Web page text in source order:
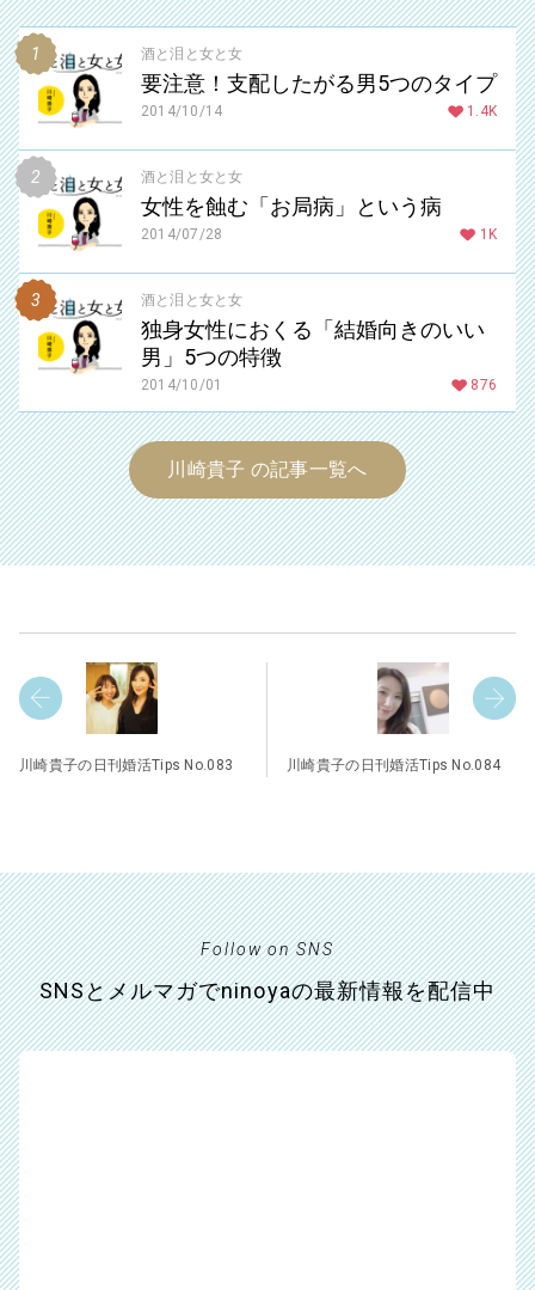
酒と泪と女と女
要注意！支配したがる男5つのタイプ
2014/10/14 1.4K
酒と泪と女と女
女性を蝕む「お局病」という病
2014/07/28 1K
酒と泪と女と女
独身女性におくる「結婚向きのいい
男」5つの特徴
2014/10/01 876
川崎貴子 の記事一覧へ
川崎貴子の日刊婚活Tips No.083 川崎貴子の日刊婚活Tips No.084
Follow on SNS
SNSとメルマガでninoyaの最新情報を配信中